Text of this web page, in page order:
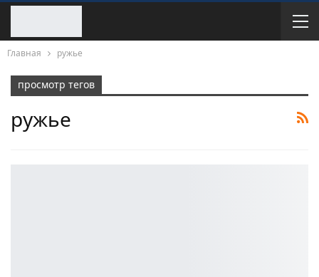
Главная ружье
просмотр тегов
ружье